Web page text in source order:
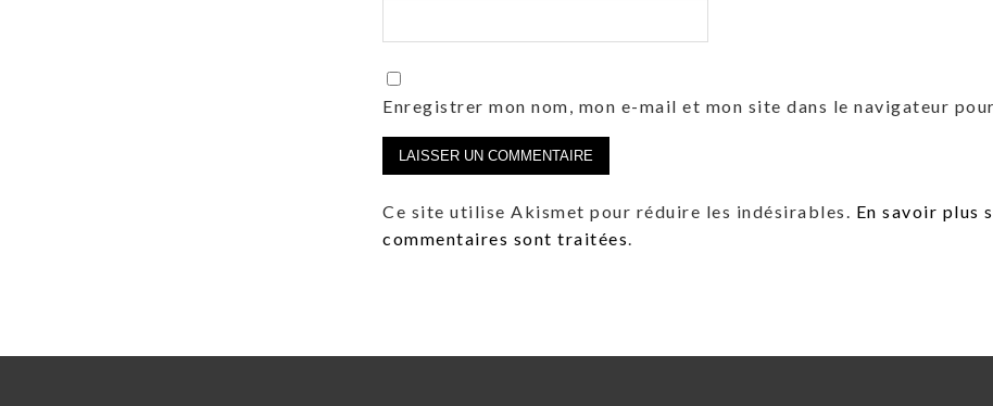
Enregistrer mon nom, mon e-mail et mon site dans le navigateur
Ce site utilise Akismet pour réduire les indésirables. En savoir plus
commentaires sont traitées.